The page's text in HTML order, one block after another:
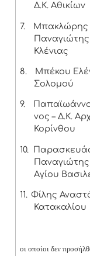
Δ.Κ. Αθικίων
7.
Μπακλώρης
Παναγιώτης
Κλένιας
8.
Μπέκου
Σολομού
9.
νος – Δ.Κ.
Κορίνθου
10.
Παναγιώτης
Αγίου
11. Φίλης
Κατακαλίου
οι οποίοι δεν